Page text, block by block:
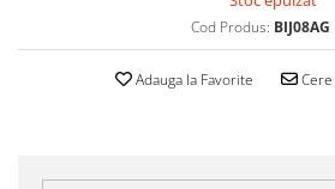
Cod Produs: BIJ08AG
Adauga la Favorite Cere